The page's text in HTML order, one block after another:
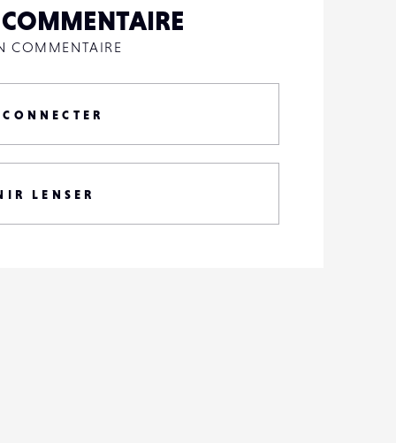
COMMENTAIRE
LENSER